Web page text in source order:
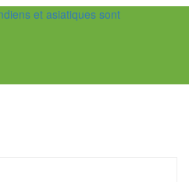
et asiatiques sont